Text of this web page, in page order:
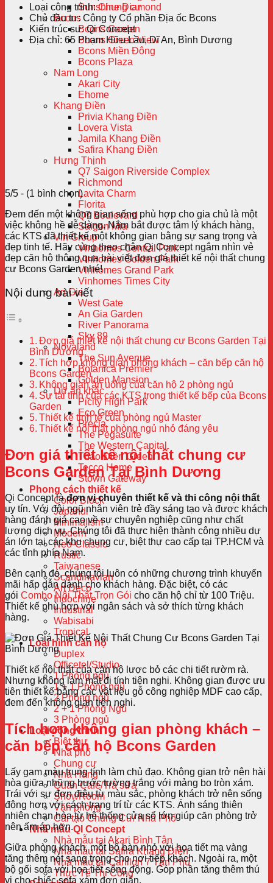
Sunshine Diamond
Bcons
Bcons Garden
Bcons Green View
Bcons Miền Đông
Bcons Plaza
Nam Long
Akari City
Ehome
Khang Điền
Privia Khang Điền
Lovera Vista
Jamila Khang Điền
Safira Khang Điền
Hưng Thịnh
Q7 Saigon Riverside Complex
Richmond
Lavita Charm
Florita
Q7 Boulevard
Saigon Mia
Vin Group
Vinhomes Central Park
Vinhomes Golden Park
Vinhomes Grand Park
Vinhomes Times City
An Gia
West Gate
An Gia Garden
River Panorama
Sky 89
Novaland
The Sun Avenue
Botanica Premier
Golden Mansion
Dự án khác
Picity High Park
Eco Green
Precia
The Pegasuite
The Western Capital
Thảo Điền Green
Tecco Home
Stown Gateway
Phong cách thiết kế
Color Block
Japandi
Minimalism
Modern
Neo-Classic
Rustic
Taiwanese
Scandinavian
Art Deco
Indochine
Industrial
Wabisabi
Tropical
Loại hình căn hộ
Duplex
Officetel/Studio
1 Phòng ngủ
1 + 1 Phòng ngủ
2 Phòng ngủ
2 + 1 Phòng Ngủ
3 Phòng ngủ
Loại công trình
Biệt thự
Nhà phố
Chung cư
Nhà Hàng
Quán Cafe/Trà sữa
ShowRoom
Văn phòng
Cải tạo Chung Cư/ Nhà Phố
Nhà mẫu QI Concept
Nhà mẫu tại Akari Bình Tân
Nhà mẫu tại Safira Khang Điền
Nhà mẫu tại Carillon 7 Tân Phú
Thực Tế Thi Công
Loại công trình:Chung cư
Chủ đầu tư:Công ty Cổ phần Địa ốc Bcons
Kiến trúc sư:Qi Concept
Địa chỉ: 65 Phạm Hữu Lầu, Dĩ An, Bình Dương
5/5 - (1 bình chọn)
Đem đến một không gian sống phù hợp cho gia chủ là một
việc không hề dễ dàng. Nắm bắt được tâm lý khách hàng,
các KTS đã thiết kế một không gian bằng sự sang trọng và
đẹp tinh tế. Hãy cùng theo chân Qi Concept ngắm nhìn vẻ
đẹp căn hộ thông qua bài viết đơn giá thiết kế nội thất chung
cư Bcons Garden nhé!
Nội dung bài viết
Đơn giá thiết kế nội thất chung cư Bcons Garden Tại
Bình Dương
Tích hợp không gian phòng khách – căn bếp căn hộ
Bcons Garden
Không gian ăn uống của căn hộ 2 phòng ngủ
Sự tài tình của các KTS trong thiết kế bếp của Bcons
Garden
Thiết kế tinh tế của phòng ngủ Master
Thiết kế nội thất phòng ngủ nhỏ đáng yêu
Đơn giá thiết kế nội thất chung cư
Bcons Garden Tại Bình Dương
Qi Concept làđơn vị chuyên thiết kế và thi công nội thất
uy tín. Với đội ngũ nhân viên trẻ đầy sáng tạo và được khách
hàng đánh giá cao về sự chuyên nghiệp cũng như chất
lượng dịch vụ. Chúng tôi đã thực hiện thành công nhiều dự
án lớn tại các khu chung cư, biệt thự cao cấp tại TP.HCM và
các tỉnh phía Nam.
Bên cạnh đó, chúng tôi luôn có những chương trình khuyến
mãi hấp dẫn dành cho khách hàng. Đặc biệt, có các
gói Combo Nội Thất Trọn Gói cho căn hộ chỉ từ 100 Triệu.
Thiết kế phù hợp với ngân sách và sở thích từng khách
hàng.
Thiết kế nội thất của căn hộ lược bỏ các chi tiết rườm rà.
Nhưng không làm mất đi tính tiện nghi. Không gian được ưu
tiên thiết kế bằng các vật liệu gỗ công nghiệp MDF cao cấp,
đem đến không gian tiện nghi.
Tích hợp không gian phòng khách –
căn bếp căn hộ Bcons Garden
Lấy gam màu trung tính làm chủ đạo. Không gian trở nên hài
hòa giữa những bước tường trắng với mảng bo tròn xám.
Trái với sự đơn điệu từ màu sắc, phòng khách trở nên sống
động hơn với cách trang trí từ các KTS. Ánh sáng thiên
nhiên chan hòa từ hệ thống cửa sổ lớn giúp căn phòng trở
nên ấm áp hơn.
Giữa phòng khách, một bộ bàn nhỏ với họa tiết mạ vàng
tăng thêm nét sang trọng cho nơi tiếp khách. Ngoài ra, một
bộ gối sofa với họa tiết sống động. Góp phần tăng thêm thú
vị cho chiếc sofa xám đơn giản.